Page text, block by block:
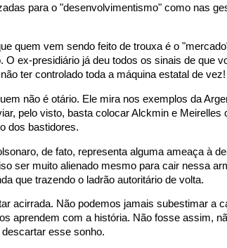
para o "desenvolvimentismo" como nas
quem vem sendo feito de trouxa é o
ex-presidiário já deu todos os sinais de que
ter controlado toda a máquina estatal de vez!
não é otário. Ele mira nos exemplos da
pelo visto, basta colocar Alckmin e Meirelles
dos bastidores.
de fato, representa alguma ameaça à
ser muito alienado mesmo para cair nessa
que trazendo o ladrão autoritário de volta.
acirrada. Não podemos jamais subestimar a
aprendem com a história. Não fosse assim,
esse sonho.